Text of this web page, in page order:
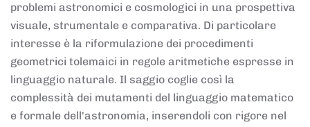
problemi astronomici e cosmologici in una prospettiva
visuale, strumentale e comparativa. Di particolare
interesse è la riformulazione dei procedimenti
geometrici tolemaici in regole aritmetiche espresse in
linguaggio naturale. Il saggio coglie così la
complessità dei mutamenti del linguaggio matematico
e formale dell'astronomia, inserendoli con rigore nel